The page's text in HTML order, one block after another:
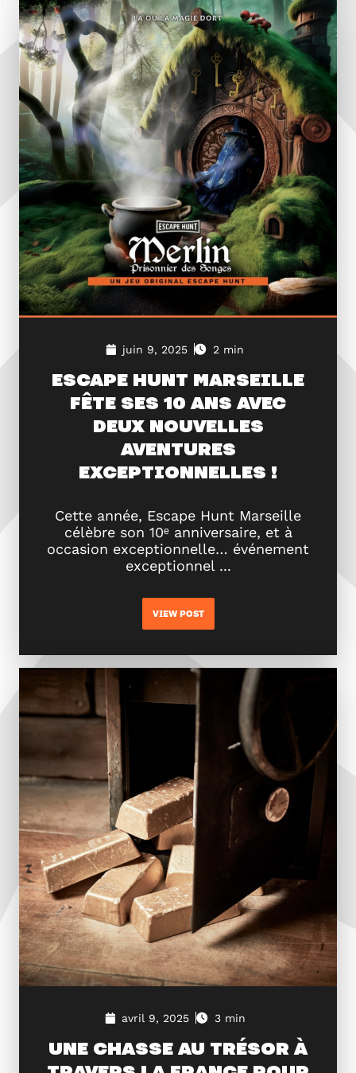
juin 9, 2025 2 min
ESCAPE HUNT MARSEILLE
FÊTE SES 10 ANS AVEC
DEUX NOUVELLES
AVENTURES
EXCEPTIONNELLES !
Cette année, Escape Hunt Marseille
célèbre son 10ᵉ anniversaire, et à
occasion exceptionnelle… événement
exceptionnel ...
VIEW POST
avril 9, 2025 3 min
UNE CHASSE AU TRÉSOR À